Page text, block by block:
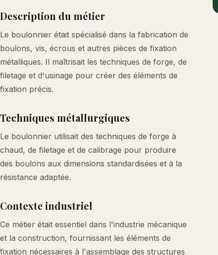
Description du métier
Le boulonnier était spécialisé dans la fabrication de
boulons, vis, écrous et autres pièces de fixation
métalliques. Il maîtrisait les techniques de forge, de
filetage et d'usinage pour créer des éléments de
fixation précis.
Techniques métallurgiques
Le boulonnier utilisait des techniques de forge à
chaud, de filetage et de calibrage pour produire
des boulons aux dimensions standardisées et à la
résistance adaptée.
Contexte industriel
Ce métier était essentiel dans l'industrie mécanique
et la construction, fournissant les éléments de
fixation nécessaires à l'assemblage des structures